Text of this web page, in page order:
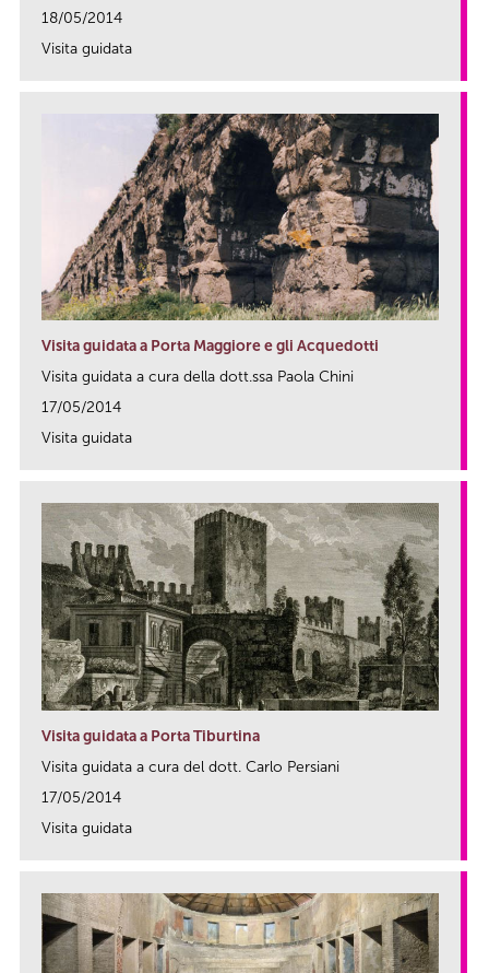
18/05/2014
Visita guidata
Visita guidata a Porta Maggiore e gli Acquedotti
Visita guidata a cura della dott.ssa Paola Chini
17/05/2014
Visita guidata
Visita guidata a Porta Tiburtina
Visita guidata a cura del dott. Carlo Persiani
17/05/2014
Visita guidata